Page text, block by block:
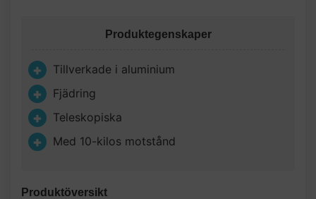
Produktegenskaper
Tillverkade i aluminium
Fjädring
Teleskopiska
Med 10-kilos motstånd
Produktöversikt